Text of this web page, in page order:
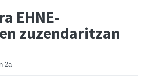
EHNE-
zuzendaritzan
2a